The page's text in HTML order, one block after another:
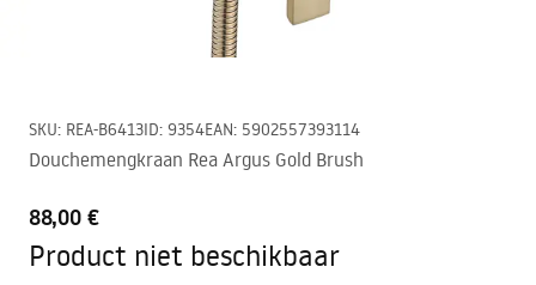
SKU: REA-B6413ID: 9354EAN: 5902557393114
Douchemengkraan Rea Argus Gold Brush
88,00 €
Product niet beschikbaar